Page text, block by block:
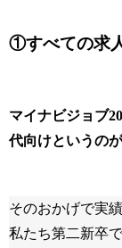
①すべての求
マイナビジョブ
代向けというの
そのおかげで実
私たち第二新卒